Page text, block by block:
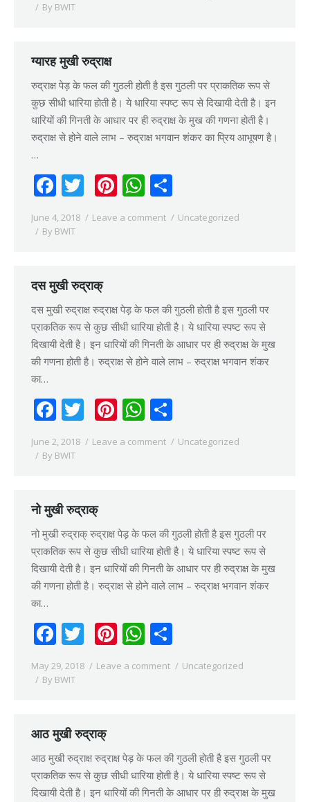
By BWIT
ग्यारह मुखी रुद्राक्ष
रुद्राक्ष पेड़ के फल की गुठली होती है इस गुठली पर प्राकतिक रूप से
कुछ सीधी धारिया होती है। ये धारिया स्पष्ट रूप से दिखायी देती है। इन
धारियों की गिनती के आधार पर ही रुद्राक्ष के मुख की गणना होती है।
रुद्राक्ष से होने वाले लाभ – रुद्राक्ष भगवान शंकर का प्रिय आभूषण है।
…
Facebook
Twitter
Pinterest
WhatsApp
June 4, 2018 Leave a comment
Uncategorized
By BWIT
दस मुखी रुद्राक्
दस मुखी रुद्राक्ष रुद्राक्ष पेड़ के फल की गुठली होती है इस गुठली पर
प्राकतिक रूप से कुछ सीधी धारिया होती है। ये धारिया स्पष्ट रूप से
दिखायी देती है। इन धारियों की गिनती के आधार पर ही रुद्राक्ष के मुख
की गणना होती है। रुद्राक्ष से होने वाले लाभ – रुद्राक्ष भगवान शंकर
का…
Facebook
Twitter
Pinterest
WhatsApp
June 2, 2018 Leave a comment
Uncategorized
By BWIT
नो मुखी रुद्राक्
नो मुखी रुद्राक् रुद्राक्ष पेड़ के फल की गुठली होती है इस गुठली पर
प्राकतिक रूप से कुछ सीधी धारिया होती है। ये धारिया स्पष्ट रूप से
दिखायी देती है। इन धारियों की गिनती के आधार पर ही रुद्राक्ष के मुख
की गणना होती है। रुद्राक्ष से होने वाले लाभ – रुद्राक्ष भगवान शंकर
का…
Facebook
Twitter
Pinterest
WhatsApp
May 29, 2018 Leave a comment
Uncategorized
By BWIT
आठ मुखी रुद्राक्
आठ मुखी रुद्राक्ष रुद्राक्ष पेड़ के फल की गुठली होती है इस गुठली पर
प्राकतिक रूप से कुछ सीधी धारिया होती है। ये धारिया स्पष्ट रूप से
दिखायी देती है। इन धारियों की गिनती के आधार पर ही रुद्राक्ष के मुख